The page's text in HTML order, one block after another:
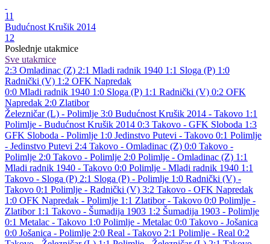
11
Budućnost Krušik 2014
12
Poslednje utakmice
Sve utakmice
2:3 Omladinac (Z) 2:1 Mladi radnik 1940 1:1 Sloga (P) 1:0
Radnički (V) 1:2 OFK Napredak
0:0 Mladi radnik 1940 1:0 Sloga (P) 1:1 Radnički (V) 0:2 OFK
Napredak 2:0 Zlatibor
Železničar (L) - Polimlje 3:0 Budućnost Krušik 2014 - Takovo 1:1
Polimlje - Budućnost Krušik 2014 0:3 Takovo - GFK Sloboda 1:3
GFK Sloboda - Polimlje 1:0 Jedinstvo Putevi - Takovo 0:1 Polimlje
- Jedinstvo Putevi 2:4 Takovo - Omladinac (Z) 0:0 Takovo -
Polimlje 2:0 Takovo - Polimlje 2:0 Polimlje - Omladinac (Z) 1:1
Mladi radnik 1940 - Takovo 0:0 Polimlje - Mladi radnik 1940 1:1
Takovo - Sloga (P) 2:1 Sloga (P) - Polimlje 1:0 Radnički (V) -
Takovo 0:1 Polimlje - Radnički (V) 3:2 Takovo - OFK Napredak
1:0 OFK Napredak - Polimlje 1:1 Zlatibor - Takovo 0:0 Polimlje -
Zlatibor 1:1 Takovo - Šumadija 1903 1:2 Šumadija 1903 - Polimlje
0:1 Metalac - Takovo 1:0 Polimlje - Metalac 0:0 Takovo - Jošanica
0:0 Jošanica - Polimlje 2:0 Real - Takovo 2:1 Polimlje - Real 0:2